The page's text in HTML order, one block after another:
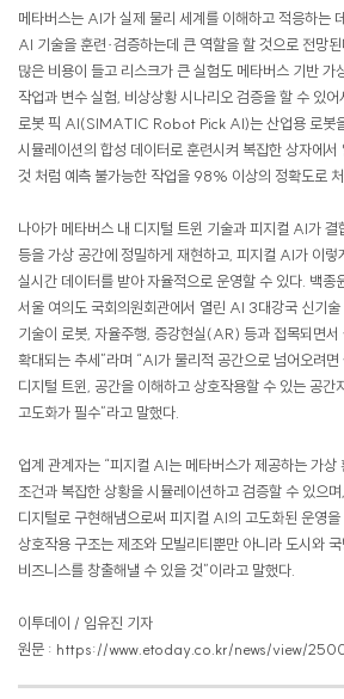
메타버스는 AI가 실제 물리 세계를 이해하고 적응하는
AI 기술을 훈련·검증하는데 큰 역할을 할 것으로 전망
많은 비용이 들고 리스크가 큰 실험도 메타버스 기반 가
작업과 변수 실험, 비상상황 시나리오 검증을 할 수 있
로봇 픽 AI(SIMATIC Robot Pick AI)는 산업용 로봇
시뮬레이션의 합성 데이터로 훈련시켜 복잡한 상자에
것 처럼 예측 불가능한 작업을 98% 이상의 정확도로 처
나아가 메타버스 내 디지털 트윈 기술과 피지컬 AI가 결
등을 가상 공간에 정밀하게 재현하고, 피지컬 AI가 이렇
실시간 데이터를 받아 자율적으로 운영할 수 있다. 백종
서울 여의도 국회의원회관에서 열린 AI 3대강국 신기
기술이 로봇, 자율주행, 증강현실(AR) 등과 접목되면서
확대되는 추세”라며 “AI가 물리적 공간으로 넘어오려
디지털 트윈, 공간을 이해하고 상호작용할 수 있는 공간
고도화가 필수”라고 말했다.
업계 관계자는 “피지컬 AI는 메타버스가 제공하는 가상
조건과 복잡한 상황을 시뮬레이션하고 검증할 수 있으
디지털로 구현해냄으로써 피지컬 AI의 고도화된 운영
상호작용 구조는 제조와 모빌리티뿐만 아니라 도시와
비즈니스를 창출해낼 수 있을 것”이라고 말했다.
이투데이 / 임유진 기자
원문 : https://www.etoday.co.kr/news/view/